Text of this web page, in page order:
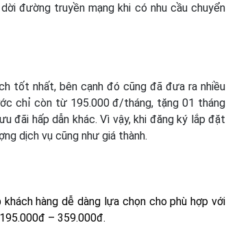
đường truyền mạng khi có nhu cầu chuyển
tốt nhất, bên cạnh đó cũng đã đưa ra nhiều
chỉ còn từ 195.000 đ/tháng, tặng 01 tháng
đãi hấp dẫn khác. Vì vậy, khi đăng ký lắp đặt
dịch vụ cũng như giá thành.
hàng dễ dàng lựa chọn cho phù hợp với
– 359.000đ.